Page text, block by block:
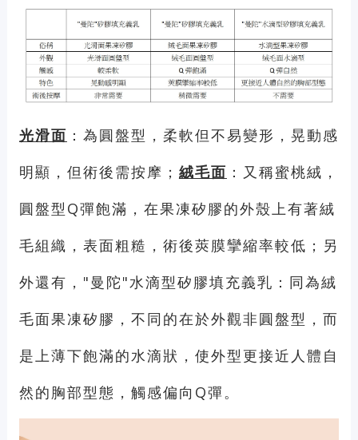
光滑面 ：為圓盤型，柔軟但不易變形，晃動感
明顯，但術後需按摩； 絨毛面 ：又稱蜜桃絨，
圓盤型Q彈飽滿，在果凍矽膠的外殼上有著絨
毛組織，表面粗糙，術後莢膜攣縮率較低；另
外還有，"曼陀"水滴型矽膠填充義乳：同為絨
毛面果凍矽膠，不同的在於外觀非圓盤型，而
是上薄下飽滿的水滴狀，使外型更接近人體自
然的胸部型態，觸感偏向Q彈。